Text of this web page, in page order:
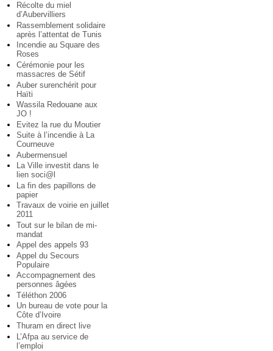
Récolte du miel
d’Aubervilliers
Rassemblement solidaire
après l’attentat de Tunis
Incendie au Square des
Roses
Cérémonie pour les
massacres de Sétif
Auber surenchérit pour
Haïti
Wassila Redouane aux
JO !
Evitez la rue du Moutier
Suite à l’incendie à La
Courneuve
Aubermensuel
La Ville investit dans le
lien soci@l
La fin des papillons de
papier
Travaux de voirie en juillet
2011
Tout sur le bilan de mi-
mandat
Appel des appels 93
Appel du Secours
Populaire
Accompagnement des
personnes âgées
Téléthon 2006
Un bureau de vote pour la
Côte d’Ivoire
Thuram en direct live
L’Afpa au service de
l’emploi